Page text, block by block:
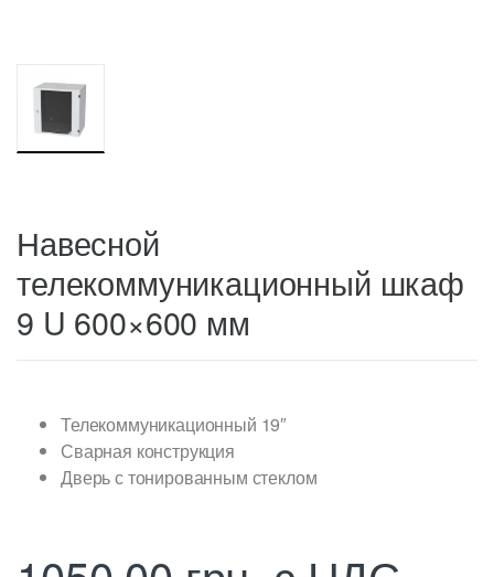
Навесной
телекоммуникационный шкаф
9 U 600×600 мм
Телекоммуникационный 19″
Сварная конструкция
Дверь с тонированным стеклом